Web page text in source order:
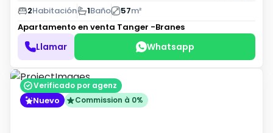
2Habitación 1Baño 57m²
Apartamento en venta Tanger -Branes
Llamar Whatsapp
Verificado por agenz
Nuevo Commission à 0%